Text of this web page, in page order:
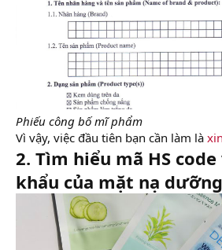
Phiếu công bố mĩ phẩm
Vì vậy, việc đầu tiên bạn cần làm là
2. Tìm hiểu mã HS
khẩu của mặt nạ